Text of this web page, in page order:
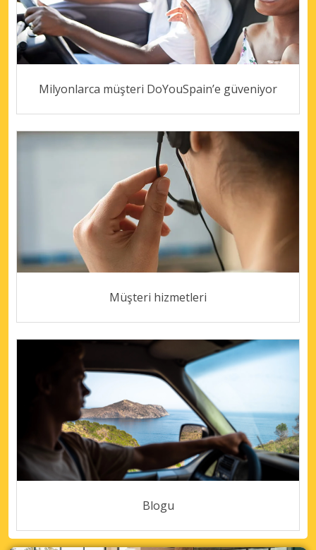
Milyonlarca müşteri DoYouSpain’e güveniyor
Müşteri hizmetleri
Blogu